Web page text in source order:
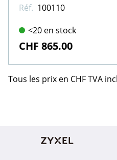
Réf. 100110
<20 en stock
CHF 865.00
Tous les prix en CHF TVA